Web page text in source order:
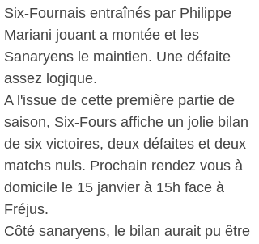
Six-Fournais entraînés par Philippe
Mariani jouant a montée et les
Sanaryens le maintien. Une défaite
assez logique.
A l'issue de cette première partie de
saison, Six-Fours affiche un jolie bilan
de six victoires, deux défaites et deux
matchs nuls. Prochain rendez vous à
domicile le 15 janvier à 15h face à
Fréjus.
Côté sanaryens, le bilan aurait pu être